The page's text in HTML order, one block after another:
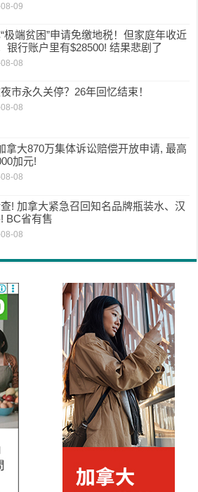
09
极端贫困”申请免缴地税！但家庭年收近
银行账户里有$28500! 结果悲剧了
08
市永久关停？26年回忆结束！
08
拿大870万集体诉讼赔偿开放申请, 最高
加元!
08
! 加拿大紧急召回知名品牌瓶装水、汉
BC省有售
08